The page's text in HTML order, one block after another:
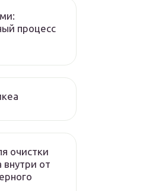
процесс
очистки
внутри от